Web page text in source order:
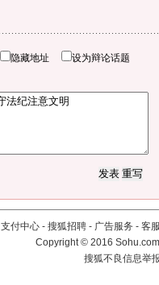
隐藏地址 设为辩论话题
支付中心 - 搜狐招聘 - 广告服务 - 客
Copyright©2016
搜狐不良信息举